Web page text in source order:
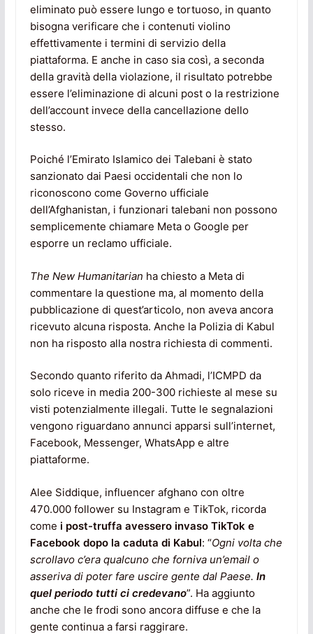
eliminato può essere lungo e tortuoso, in quanto
bisogna verificare che i contenuti violino
effettivamente i termini di servizio della
piattaforma. E anche in caso sia così, a seconda
della gravità della violazione, il risultato potrebbe
essere l’eliminazione di alcuni post o la restrizione
dell’account invece della cancellazione dello
stesso.
Poiché l’Emirato Islamico dei Talebani è stato
sanzionato dai Paesi occidentali che non lo
riconoscono come Governo ufficiale
dell’Afghanistan, i funzionari talebani non possono
semplicemente chiamare Meta o Google per
esporre un reclamo ufficiale.
The New Humanitarian ha chiesto a Meta di
commentare la questione ma, al momento della
pubblicazione di quest’articolo, non aveva ancora
ricevuto alcuna risposta. Anche la Polizia di Kabul
non ha risposto alla nostra richiesta di commenti.
Secondo quanto riferito da Ahmadi, l’ICMPD da
solo riceve in media 200-300 richieste al mese su
visti potenzialmente illegali. Tutte le segnalazioni
vengono riguardano annunci apparsi sull’internet,
Facebook, Messenger, WhatsApp e altre
piattaforme.
Alee Siddique, influencer afghano con oltre
470.000 follower su Instagram e TikTok, ricorda
come i post-truffa avessero invaso TikTok e
Facebook dopo la caduta di Kabul: “Ogni volta che
scrollavo c’era qualcuno che forniva un’email o
asseriva di poter fare uscire gente dal Paese. In
quel periodo tutti ci credevano”. Ha aggiunto
anche che le frodi sono ancora diffuse e che la
gente continua a farsi raggirare.